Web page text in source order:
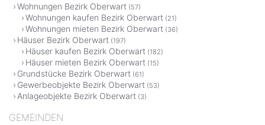
Wohnungen Bezirk Oberwart (57)
Wohnungen kaufen Bezirk Oberwart (21)
Wohnungen mieten Bezirk Oberwart (36)
Häuser Bezirk Oberwart (197)
Häuser kaufen Bezirk Oberwart (182)
Häuser mieten Bezirk Oberwart (15)
Grundstücke Bezirk Oberwart (61)
Gewerbeobjekte Bezirk Oberwart (53)
Anlageobjekte Bezirk Oberwart (3)
GEMEINDEN